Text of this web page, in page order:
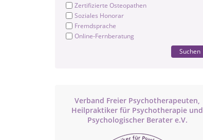
Zertifizierte Osteopathen
Soziales Honorar
Fremdsprache
Online-Fernberatung
Suchen
Verband Freier Psychotherapeuten,
Heilpraktiker für Psychotherapie und
Psychologischer Berater e.V.